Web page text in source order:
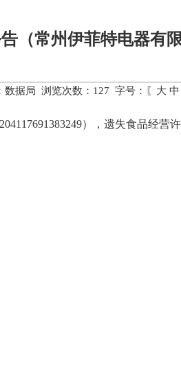
（常州伊菲特电器有限
数据局 浏览次数： 127 字号：〖 大 中
），遗失食品经营